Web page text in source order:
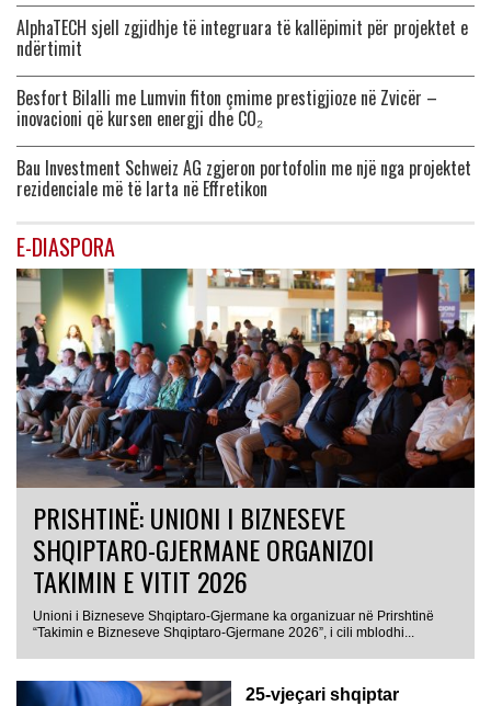
AlphaTECH sjell zgjidhje të integruara të kallëpimit për projektet e
ndërtimit
Besfort Bilalli me Lumvin fiton çmime prestigjioze në Zvicër –
inovacioni që kursen energji dhe CO₂
Bau Investment Schweiz AG zgjeron portofolin me një nga projektet
rezidenciale më të larta në Effretikon
E-DIASPORA
PRISHTINË: UNIONI I BIZNESEVE
SHQIPTARO-GJERMANE ORGANIZOI
TAKIMIN E VITIT 2026
Unioni i Bizneseve Shqiptaro-Gjermane ka organizuar në Prirshtinë
“Takimin e Bizneseve Shqiptaro-Gjermane 2026”, i cili mblodhi...
25-vjeçari shqiptar